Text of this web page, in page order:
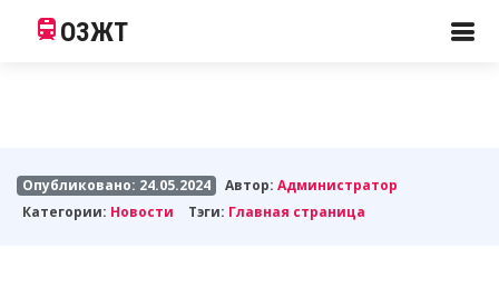
ОЗЖТ
Опубликовано: 24.05.2024 Автор:Администратор
Категории: Новости Тэги: Главная страница